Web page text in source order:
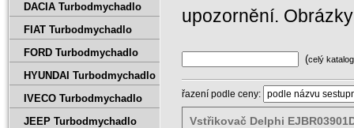
upozornění.
(celý katalog
řazení podle ceny:
Vstřikovač Delphi
DACIA Turbodmychadlo
FIAT Turbodmychadlo
FORD Turbodmychadlo
HYUNDAI Turbodmychadlo
IVECO Turbodmychadlo
JEEP Turbodmychadlo